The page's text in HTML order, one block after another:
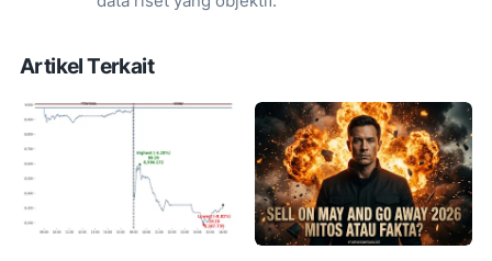
Artikel Terkait